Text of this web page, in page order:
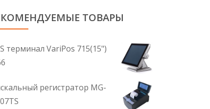
ТОВАРЫ
терминал VariPos 715(15")
регистратор MG-